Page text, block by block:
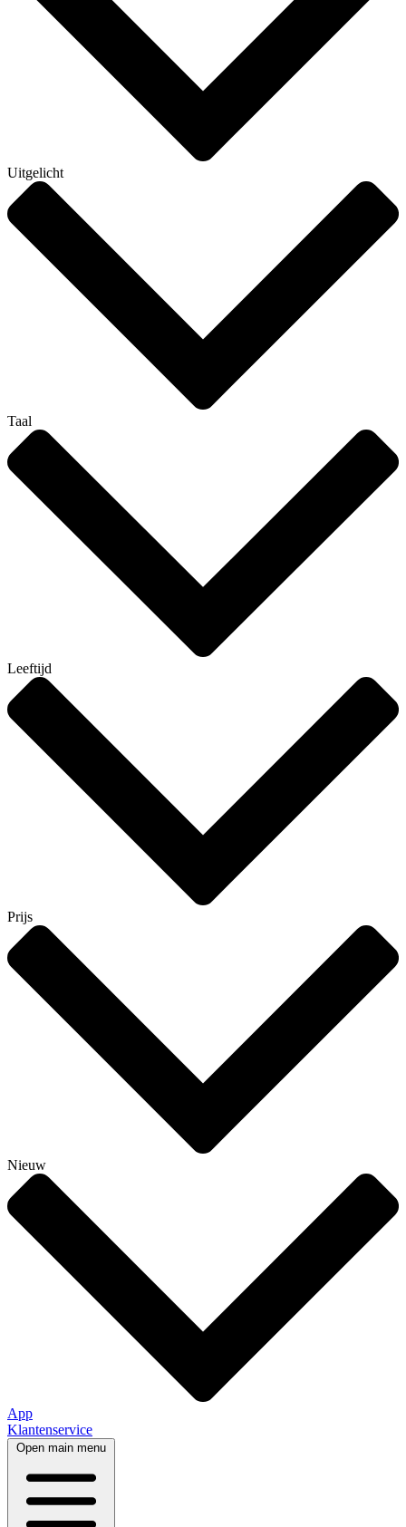
Uitgelicht
Taal
Leeftijd
Prijs
Nieuw
App
Klantenservice
Open main menu